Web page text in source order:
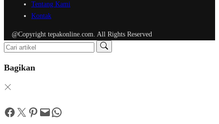
Tentang Kami
Kontak
@Copyright tepakonline.com. All Rights Reserved
Bagikan
Facebook
Twitter
Pinterest
MailWhatsApp